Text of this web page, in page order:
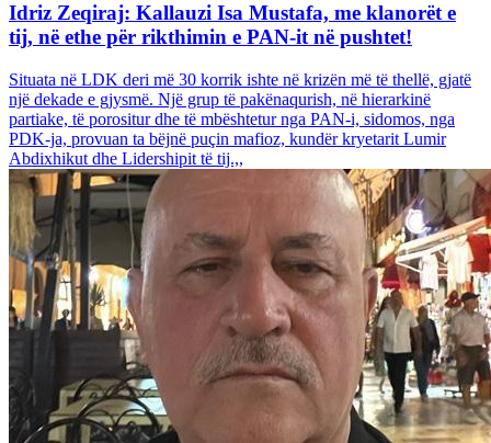
Idriz Zeqiraj: Kallauzi Isa Mustafa, me klanorët e
tij, në ethe për rikthimin e PAN-it në pushtet!
Situata në LDK deri më 30 korrik ishte në krizën më të thellë, gjatë
një dekade e gjysmë. Një grup të pakënaqurish, në hierarkinë
partiake, të porositur dhe të mbështetur nga PAN-i, sidomos, nga
PDK-ja, provuan ta bëjnë puçin mafioz, kundër kryetarit Lumir
Abdixhikut dhe Lidershipit të tij.,,